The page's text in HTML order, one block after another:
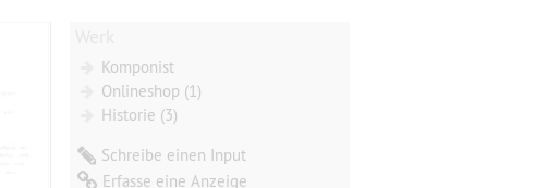
Komponist
Onlineshop (1)
Historie (3)
Schreibe einen Input
Erfasse eine Anzeige